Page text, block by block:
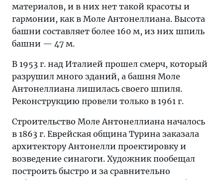
материалов, и в них нет такой красоты и
гармонии, как в Моле Антонеллиана. Высота
башни составляет более 160 м, из них шпиль
башни — 47 м.
В 1953 г. над Италией прошел смерч, который
разрушил много зданий, а башня Моле
Антонеллиана лишилась своего шпиля.
Реконструкцию провели только в 1961 г.
Строительство Моле Антонеллиана началось
в 1863 г. Еврейская община Турина заказала
архитектору Антонелли проектировку и
возведение синагоги. Художник пообещал
построить быстро и за сравнительно